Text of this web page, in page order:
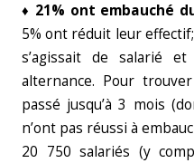
♦ 21% ont embauché
5% ont réduit leur
s’agissait de salarié
alternance. Pour
passé jusqu’à 3 mois
n’ont pas réussi à
20 750 salariés (y